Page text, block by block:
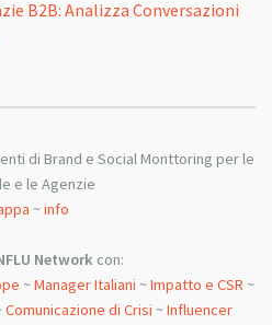
B2B: Analizza Conversazioni
di Brand e Social Monttoring per le
e le Agenzie
~info
Network con:
~Manager Italiani ~Impatto e CSR ~
Comunicazione di Crisi ~Influencer